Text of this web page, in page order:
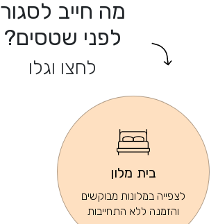
מה חייב לסגור
לפני שטסים?
לחצו וגלו
בית מלון
לצפייה במלונות מבוקשים
והזמנה ללא התחייבות